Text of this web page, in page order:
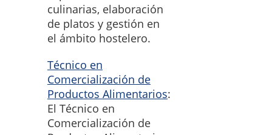
culinarias, elaboración
de platos y gestión en
el ámbito hostelero.
Técnico en
Comercialización de
Productos Alimentarios:
El Técnico en
Comercialización de